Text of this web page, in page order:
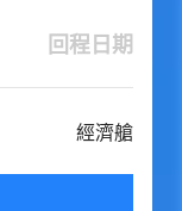
回程日期
經濟艙